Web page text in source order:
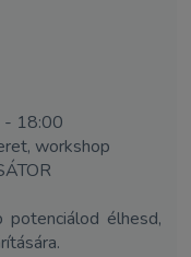
- 18:00
workshop
potenciálod élhesd,